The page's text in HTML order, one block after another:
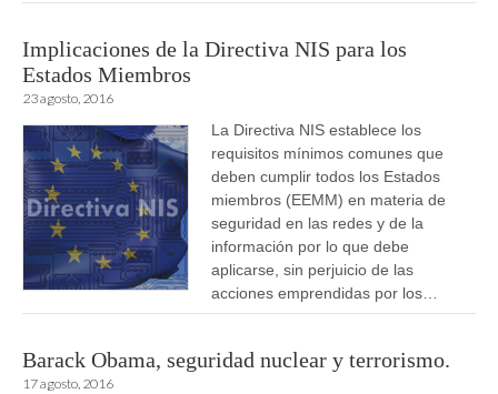
Implicaciones de la Directiva NIS para los
Estados Miembros
23 agosto, 2016
La Directiva NIS establece los
requisitos mínimos comunes que
deben cumplir todos los Estados
miembros (EEMM) en materia de
seguridad en las redes y de la
información por lo que debe
aplicarse, sin perjuicio de las
acciones emprendidas por los…
Barack Obama, seguridad nuclear y terrorismo.
17 agosto, 2016